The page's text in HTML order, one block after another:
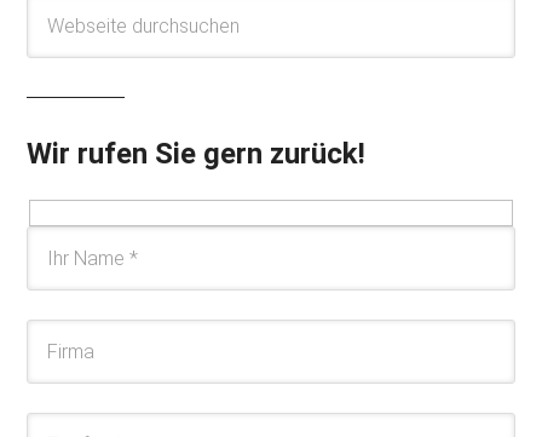
Wir rufen Sie gern zurück!
Please leave this field empty.
Please leave this field empty.